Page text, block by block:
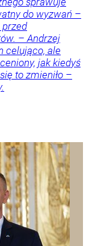
do wyzwań –
przed
– Andrzej
celująco, ale
jak kiedyś
to zmieniło –